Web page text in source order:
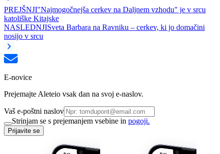
PREJŠNJI"Najmogočnejša cerkev na Daljnem vzhodu" je v srcu
katoliške Kitajske
NASLEDNJISveta Barbara na Ravniku – cerkev, ki jo domačini
nosijo v srcu
E-novice
Prejemajte Aleteio vsak dan na svoj e-naslov.
Vaš e-poštni naslov
Strinjam se s prejemanjem vsebine in pogoji.
Prijavite se